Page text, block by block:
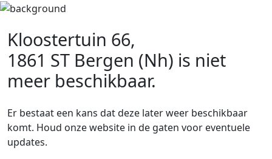
Kloostertuin 66,
1861 ST Bergen (Nh) is niet
meer beschikbaar.
Er bestaat een kans dat deze later weer beschikbaar
komt. Houd onze website in de gaten voor eventuele
updates.